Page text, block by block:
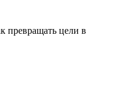
превращать цели в